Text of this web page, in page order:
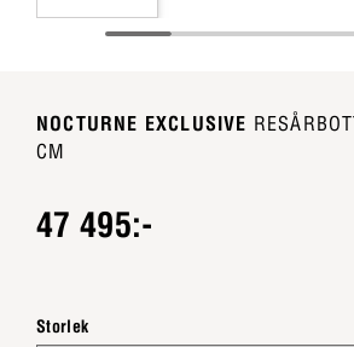
NOCTURNE EXCLUSIVE
CM
47 495:-
Storlek